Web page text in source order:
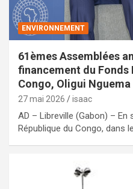
ENVIRONNEMENT
61èmes Assemblées
financement du Fonds
Congo, Oligui
27 mai 2026 isaac
AD – Libreville (Gabon) – En
République du Congo, dans